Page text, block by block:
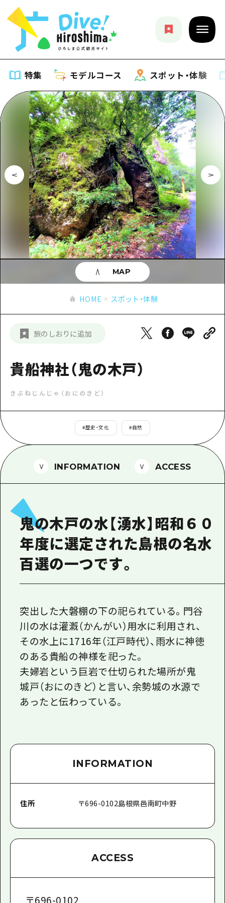
特集 モデルコース スポット・体験
特集
特集一覧
おすすめ
アート
イベント・祭り
グルメ・酒
サイクリング
ショッピング
スポーツ
ナイトライフ
定番
自然
モデルコース
モデルコース一覧
Dive! Hiroshima 公式ガイド
広島もしもトラベル
あたらしい非日常
広島市周辺
安芸
備北
芸北
山口県東部
弾丸
日帰り
半日
2泊3日
スポット・体験
スポット・体験一覧
広島市周辺
安芸
備後
備北
芸北
山口県東部
愛媛県
島根県
イベント
旬情報
お役立ち情報
お役立ち情報一覧
アクセス
お得な周遊チケット
HIROSHIMA FREE Wi-Fi
観光案内所
広島県を訪れる外国人旅行者向け情報一
ボランティアガイド
ガイドブック
広島県の魅力を動画でご紹介！
よくあるご質問
フォトダウンロード
関連リンク
新着情報
事業者・学校関係者の皆さま
HOME スポット・体験
旅のしおりに追加
貴船神社（鬼の木戸）
きぶねじんじゃ（おにのきど）
#歴史・文化 #自然
MAP
INFORMATION ACCESS
鬼の木戸の水【湧水】昭和６０
年度に選定された島根の名水
百選の一つです。
突出した大磐棚の下の祀られている。門谷
川の水は灌漑（かんがい）用水に利用され、
その水上に1716年（江戸時代）、雨水に神徳
のある貴船の神様を祀った。
夫婦岩という巨岩で仕切られた場所が鬼
城戸（おにのきど）と言い、余勢城の水源で
あったと伝わっている。
INFORMATION
住所 〒696-0102島根県邑南町中野
ACCESS
〒696-0102